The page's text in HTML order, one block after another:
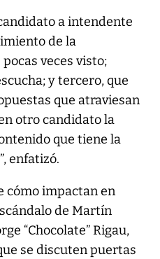
a intendente
de la
veces visto;
y tercero, que
que atraviesan
otro candidato la
que tiene la
enfatizó.
cómo impactan en
de Martín
“Chocolate” Rigau,
se discuten puertas